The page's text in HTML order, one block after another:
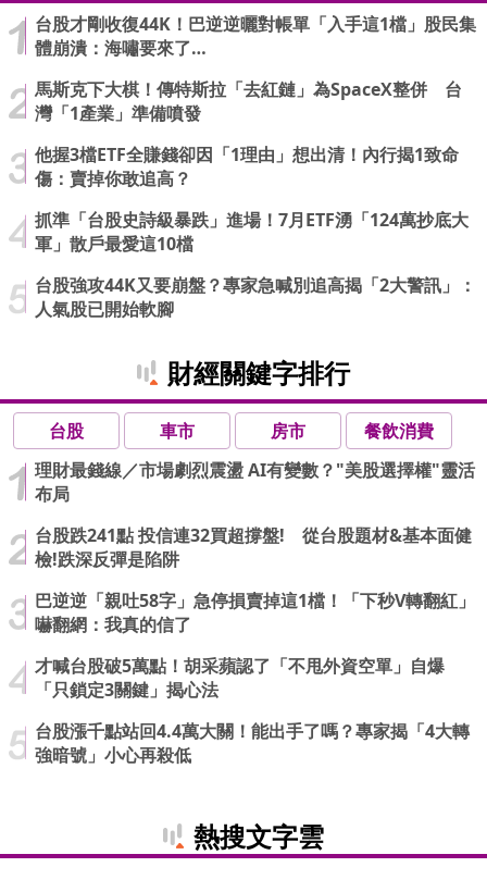
台股才剛收復44K！巴逆逆曬對帳單「入手這1檔」股民集
體崩潰：海嘯要來了…
馬斯克下大棋！傳特斯拉「去紅鏈」為SpaceX整併 台
灣「1產業」準備噴發
他握3檔ETF全賺錢卻因「1理由」想出清！內行揭1致命
傷：賣掉你敢追高？
抓準「台股史詩級暴跌」進場！7月ETF湧「124萬抄底大
軍」散戶最愛這10檔
台股強攻44K又要崩盤？專家急喊別追高揭「2大警訊」：
人氣股已開始軟腳
財經關鍵字排行
台股 車市 房市
餐飲消費
理財最錢線／市場劇烈震盪 AI有變數？"美股選擇權"靈活
布局
台股跌241點 投信連32買超撐盤! 從台股題材&基本面健
檢!跌深反彈是陷阱
巴逆逆「親吐58字」急停損賣掉這1檔！「下秒V轉翻紅」
嚇翻網：我真的信了
才喊台股破5萬點！胡采蘋認了「不甩外資空單」自爆
「只鎖定3關鍵」揭心法
台股漲千點站回4.4萬大關！能出手了嗎？專家揭「4大轉
強暗號」小心再殺低
熱搜文字雲